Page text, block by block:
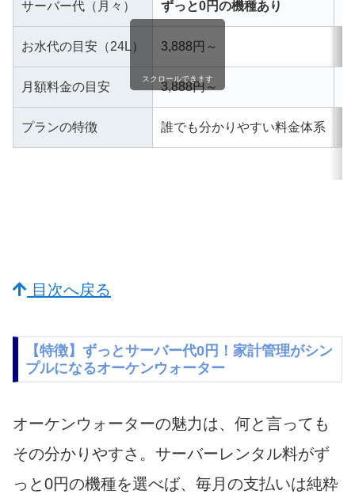
サーバー代（月々） ずっと0円の機種あり
お水代の目安（24L） 3,888円～
月額料金の目安 3,888円～
プランの特徴 誰でも分かりやすい料金体系
スクロールできます
目次へ戻る
【特徴】ずっとサーバー代0円！家計管理がシン
プルになるオーケンウォーター
オーケンウォーターの魅力は、何と言っても
その分かりやすさ。サーバーレンタル料がず
っと0円の機種を選べば、毎月の支払いは純粋